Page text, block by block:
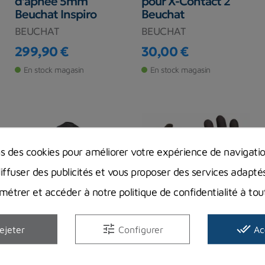
Beuchat Inspiro
BEUCHAT
Prix
299,90 €
En stock magasin
Beuchat
BEUCHAT
Prix
30,00 €
En stock magasin
-60,00 €
Vêtement Apnée
-3,00 €
Gants de chasse
des cookies pour améliorer votre expérience de
des publicités et vous proposer des services
et accéder à notre politique de confidentialité à
tune Configurer done_all